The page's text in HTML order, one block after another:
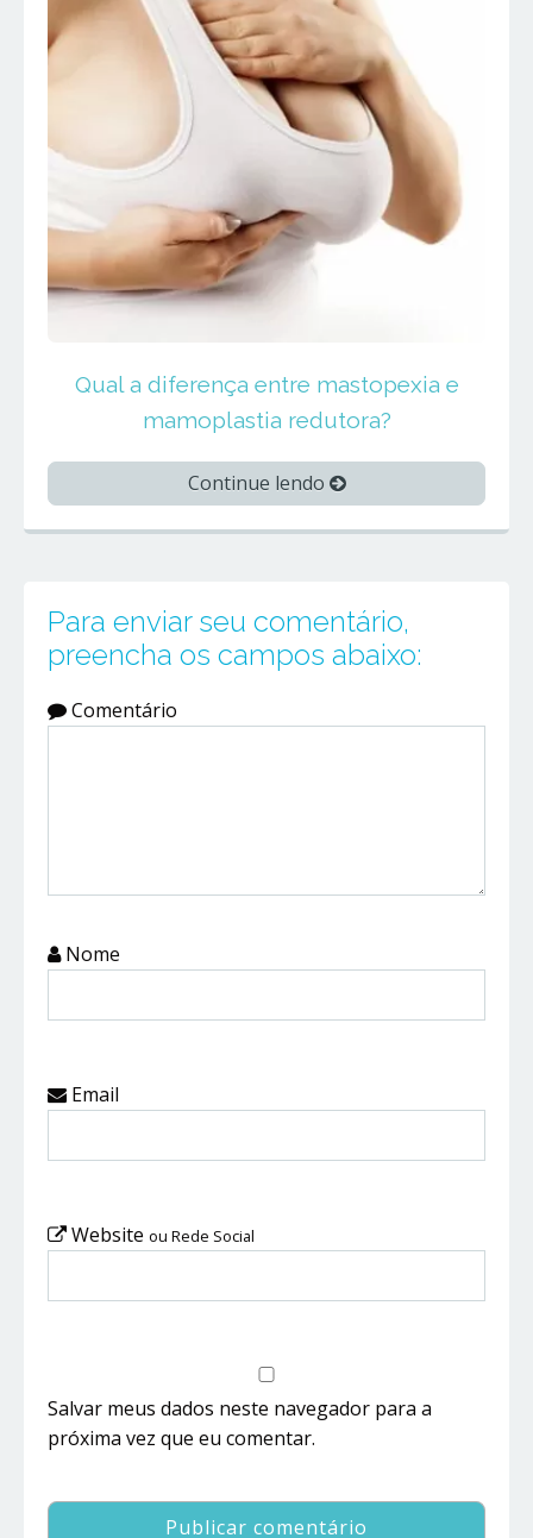
Qual a diferença entre mastopexia e
mamoplastia redutora?
Continue lendo
Para enviar seu comentário,
preencha os campos abaixo:
Comentário
Nome
Email
Website ou Rede Social
Salvar meus dados neste navegador para a
próxima vez que eu comentar.